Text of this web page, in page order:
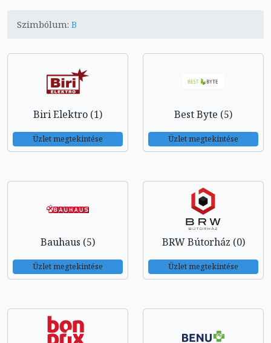
Szimbólum: B
Biri Elektro (1)
Üzlet megtekintése
Best Byte (5)
Üzlet megtekintése
Bauhaus (5)
Üzlet megtekintése
BRW Bútorház (0)
Üzlet megtekintése